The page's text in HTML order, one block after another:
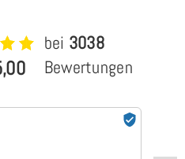
bei 3038
Bewertungen